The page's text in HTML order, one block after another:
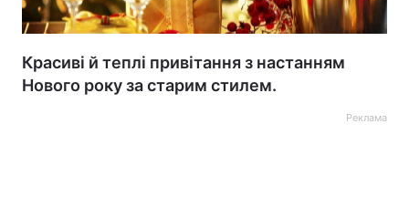
Красиві й теплі привітання з настанням
Нового року за старим стилем.
Реклама